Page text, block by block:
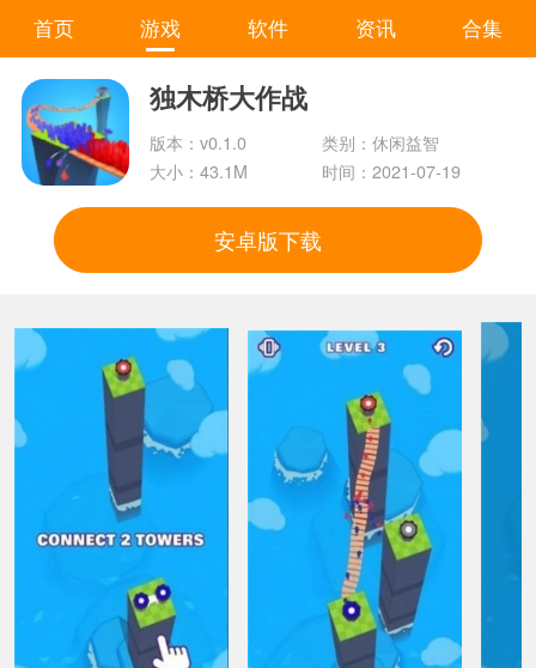
首页 游戏 软件 资讯 合集
独木桥大作战
版本：v0.1.0
类别：休闲益智
大小：43.1M
时间：2021-07-19
安卓版下载